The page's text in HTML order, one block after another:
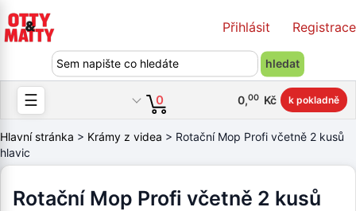
Přihlásit Registrace
☰ 0 0,00 Kč k pokladně
Hlavní stránka > Krámy z videa > Rotační Mop Profi včetně 2 kusů
hlavic
Rotační Mop Profi včetně 2 kusů